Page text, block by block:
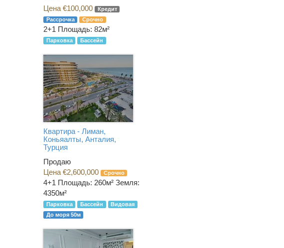
Цена €100,000
Кредит
Рассрочка
Срочно
2+1 Площадь: 82м²
Парковка Бассейн
Квартира - Лиман,
Коньяалты, Анталия,
Турция
Продаю
Цена €2,600,000
Срочно
4+1 Площадь: 260м² Земля:
4350м²
Парковка Бассейн
Видовая
До моря 50м